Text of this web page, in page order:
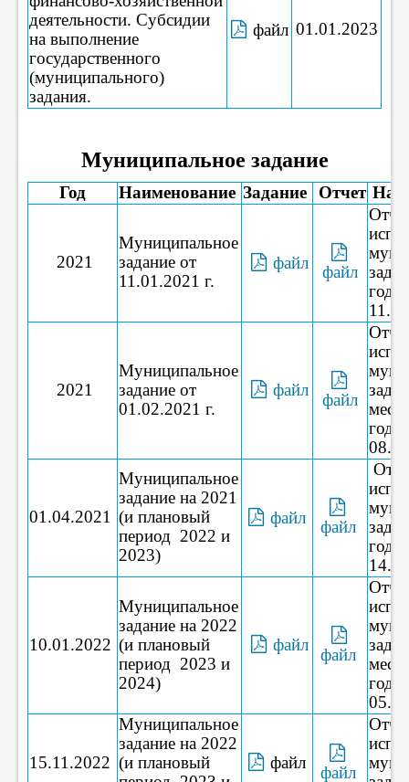
деятельности. Субсидии
на выполнение
государственного
(муниципального)
задания.
файл 01.01.2023
Муниципальное задание
Год Наименование Задание Отчет
2021
Муниципальное
задание от
11.01.2021 г.
файл файл
год
2021
Муниципальное
задание от
01.02.2021 г.
файл
файл
год
01.04.2021
Муниципальное
задание на 2021
(и плановый
период 2022 и
2023)
файл файл
год
10.01.2022
Муниципальное
задание на 2022
(и плановый
период 2023 и
2024)
файл
файл
года
15.11.2022
Муниципальное
задание на 2022
(и плановый
файл
файл